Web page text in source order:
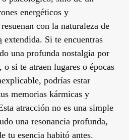
energéticos y
con la naturaleza de
extendida. Si te encuentras
una profunda nostalgia por
si te atraen lugares o épocas
podrías estar
memorias kármicas y
atracción no es una simple
una resonancia profunda,
tu esencia habitó antes.